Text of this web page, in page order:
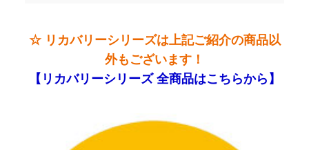
☆ リカバリーシリーズは上記ご紹介の商品以
外もございます！
【リカバリーシリーズ 全商品はこちらから】